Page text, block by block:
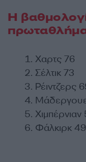
Η
Χαρτς 76
Σέλτικ 73
Ρέιντζερς
Χιμπέρνιαν
Φάλκιρκ 49